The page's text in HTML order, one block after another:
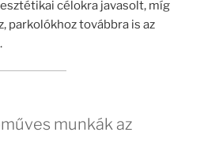
célokra javasolt, míg
parkolókhoz továbbra is az
munkák az